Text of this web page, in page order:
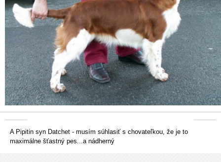
A Pipitin syn Datchet - musím súhlasiť s chovateľkou, že je to
maximálne šťastný pes...a nádherný